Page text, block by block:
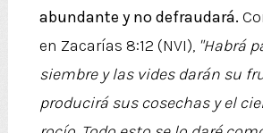
abundante y no defraudará.
en Zacarías 8:12 (NVI), "Habrá
siembre y las vides darán su
producirá sus cosechas y el